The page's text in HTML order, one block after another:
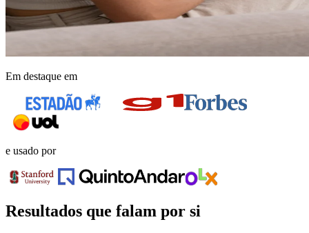
Em destaque em
e usado por
Resultados que falam por si